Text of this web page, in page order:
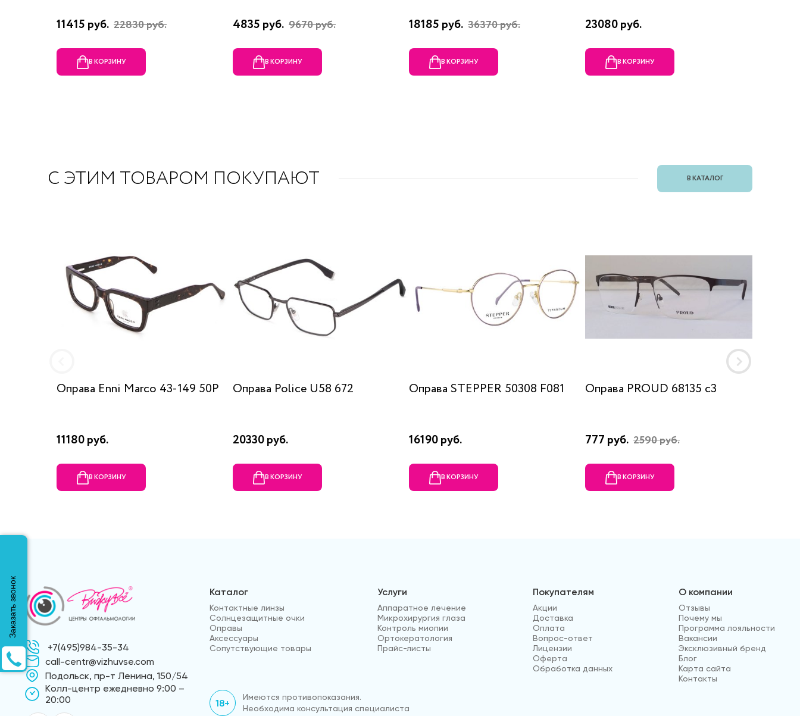
11415 руб. 22830 руб.
В КОРЗИНУ
4835 руб. 9670 руб.
В КОРЗИНУ
18185 руб. 36370 руб.
В КОРЗИНУ
23080 руб.
В КОРЗИНУ
С ЭТИМ ТОВАРОМ ПОКУПАЮТ В КАТАЛОГ
Оправа Enni Marco 43-149 50P
11180 руб.
В КОРЗИНУ
Оправа Police U58 672
20330 руб.
В КОРЗИНУ
Оправа STEPPER 50308 F081
16190 руб.
В КОРЗИНУ
Оправа PROUD 68135 c3
777 руб. 2590 руб.
В КОРЗИНУ
+7(495)984-35-34
call-centr@vizhuvse.com
Подольск, пр-т Ленина, 150/54
Kолл-центр ежедневно 9:00 –
20:00
Каталог
Контактные линзы
Солнцезащитные очки
Оправы
Аксессуары
Сопутствующие товары
Услуги
Аппаратное лечение
Микрохирургия глаза
Контроль миопии
Ортокератология
Прайс-листы
Покупателям
Акции
Доставка
Оплата
Вопрос-ответ
Лицензии
Оферта
Обработка данных
О компании
Отзывы
Почему мы
Программа лояльности
Вакансии
Эксклюзивный бренд
Блог
Карта сайта
Контакты
18+
Имеются противопоказания.
Необходима консультация специалиста
Заказать звонок